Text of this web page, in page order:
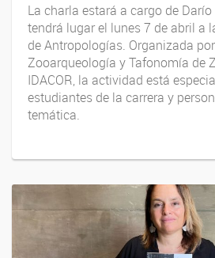
La charla estará a cargo de
tendrá lugar el lunes 7 de abril a
de Antropologías. Organizada
Zooarqueología y Tafonomía de
IDACOR, la actividad está
estudiantes de la carrera y
temática.